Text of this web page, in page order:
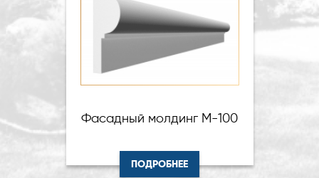
Фасадный молдинг М-100
ПОДРОБНЕЕ